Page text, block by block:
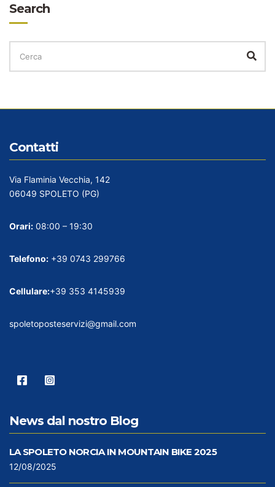
Search
CERCA
PER:
Contatti
Via Flaminia Vecchia, 142
06049 SPOLETO (PG)
Orari: 08:00 – 19:30
Telefono: +39 0743 299766
Cellulare:+39 353 4145939
spoletoposteservizi@gmail.com
News dal nostro Blog
LA SPOLETO NORCIA IN MOUNTAIN BIKE 2025
12/08/2025